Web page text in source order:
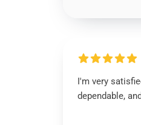
I'm very
dependable,